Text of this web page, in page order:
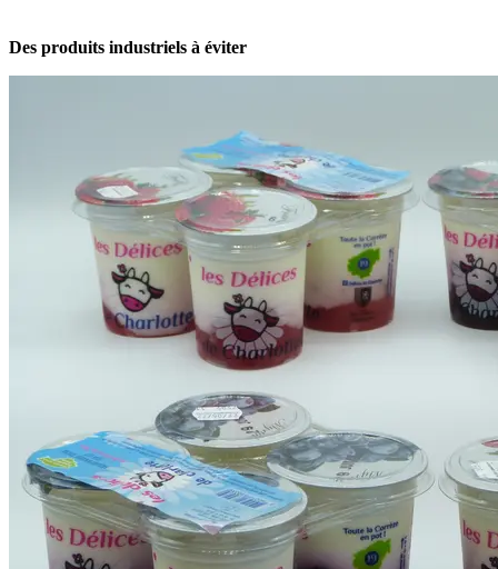
Des produits industriels à éviter